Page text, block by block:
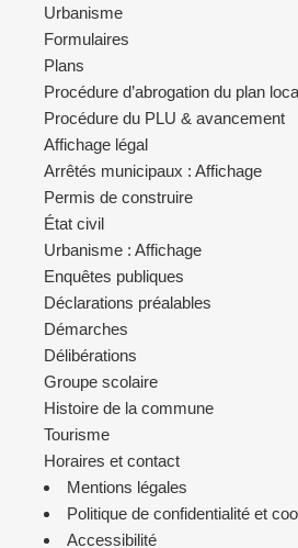
Urbanisme
Formulaires
Plans
Procédure d’abrogation du plan
Procédure du PLU & avancement
Affichage légal
Arrêtés municipaux : Affichage
Permis de construire
État civil
Urbanisme : Affichage
Enquêtes publiques
Déclarations préalables
Démarches
Délibérations
Groupe scolaire
Histoire de la commune
Tourisme
Horaires et contact
Mentions légales
Politique de confidentialité et
Accessibilité